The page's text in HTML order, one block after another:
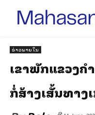
ຂ່າວພາຍໃນ
ເລຂາພັກແຂວງ
ກໍ່ສ້າງເສັ້ນທາງເ